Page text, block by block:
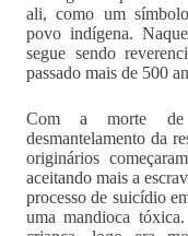
ali, como um
povo indígena.
segue sendo
passado mais de 500
Com a morte de
desmantelamento da
originários
aceitando mais a
processo de suicídio
uma mandioca